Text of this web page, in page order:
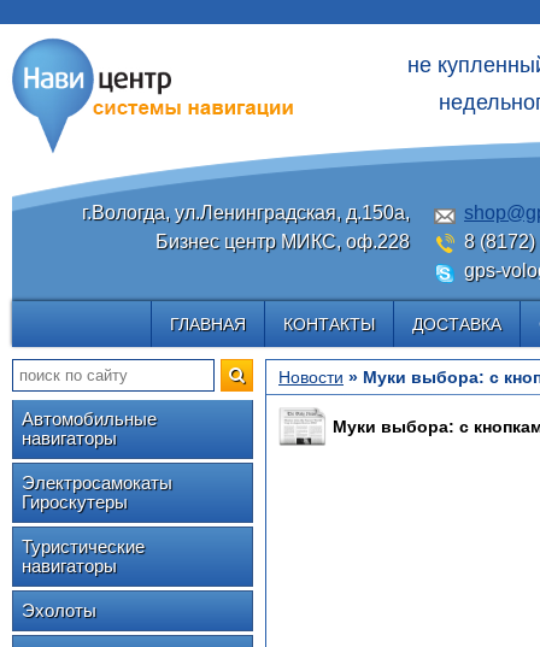
не
г.Вологда, ул.Ленинградская, д.150а,
Бизнес центр МИКС, оф.228
8 (8172)
gps-
ГЛАВНАЯ КОНТАКТЫ ДОСТАВКА
Автомобильные
навигаторы
Электросамокаты
Гироскутеры
Туристические
навигаторы
Эхолоты
Новости » Муки выбора: с
Муки выбора: с